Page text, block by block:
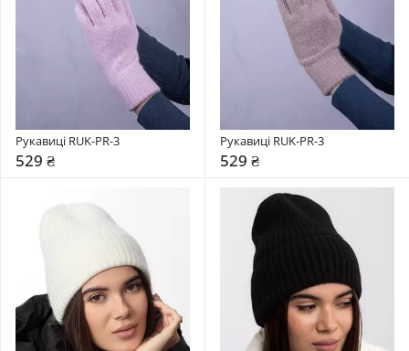
Рукавиці RUK-PR-3
529 ₴
Рукавиці RUK-PR-3
529 ₴